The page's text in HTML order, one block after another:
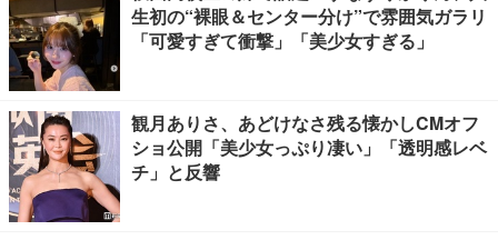
生初の“裸眼＆センター分け”で雰囲気ガラリ
「可愛すぎて衝撃」「美少女すぎる」
観月ありさ、あどけなさ残る懐かしCMオフ
ショ公開「美少女っぷり凄い」「透明感レベ
チ」と反響